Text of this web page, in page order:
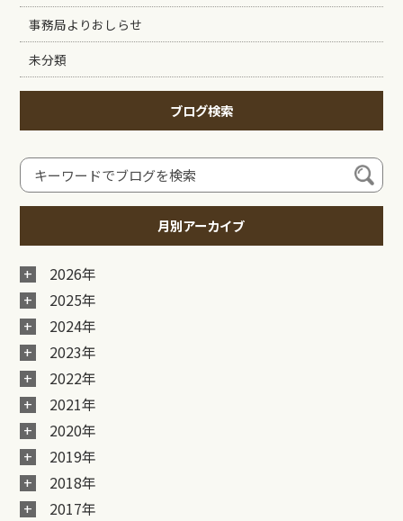
事務局よりおしらせ
未分類
ブログ検索
月別アーカイブ
2026年
2025年
2024年
2023年
2022年
2021年
2020年
2019年
2018年
2017年